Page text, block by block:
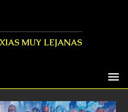
MUY LEJANAS